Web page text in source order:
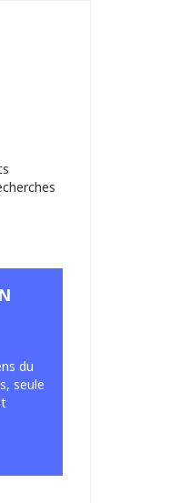
du
seule